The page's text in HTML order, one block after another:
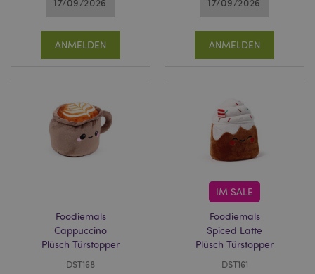
17/09/2026
ANMELDEN
17/09/2026
ANMELDEN
Foodiemals
Cappuccino
Plüsch Türstopper
DST168
IM SALE
Foodiemals
Spiced Latte
Plüsch Türstopper
DST161